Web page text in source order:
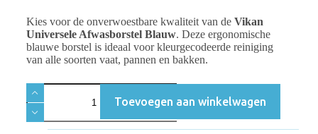
Kies voor de onverwoestbare kwaliteit van de Vikan
Universele Afwasborstel Blauw. Deze ergonomische
blauwe borstel is ideaal voor kleurgecodeerde reiniging
van alle soorten vaat, pannen en bakken.
Toevoegen aan winkelwagen